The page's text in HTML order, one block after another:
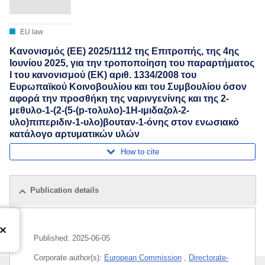
EU law
Κανονισμός (ΕΕ) 2025/1112 της Επιτροπής, της 4ης
Ιουνίου 2025, για την τροποποίηση του παραρτήματος
I του κανονισμού (ΕΚ) αριθ. 1334/2008 του
Ευρωπαϊκού Κοινοβουλίου και του Συμβουλίου όσον
αφορά την προσθήκη της ναρινγενίνης και της 2-
μεθυλο-1-(2-(5-(p-τολυλο)-1Η-ιμιδαζολ-2-
υλο)πιπεριδιν-1-υλο)βουταν-1-όνης στον ενωσιακό
κατάλογο αρτυματικών υλών
How to cite
Publication details
Published: 2025-06-05
Corporate author(s): European Commission , Directorate-